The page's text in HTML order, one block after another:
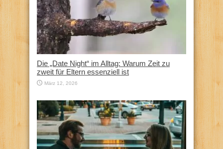
Die „Date Night“ im Alltag: Warum Zeit zu
zweit für Eltern essenziell ist
März 12, 2026